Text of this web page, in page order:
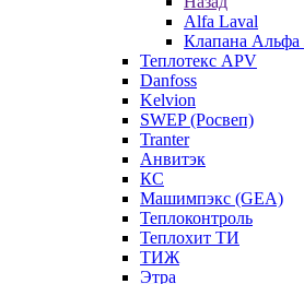
Alfa Laval
Клапана Альфа
Теплотекс APV
Danfoss
Kelvion
SWEP (Росвеп)
Tranter
Анвитэк
КС
Машимпэкс (GEA)
Теплоконтроль
Теплохит ТИ
ТИЖ
Этра